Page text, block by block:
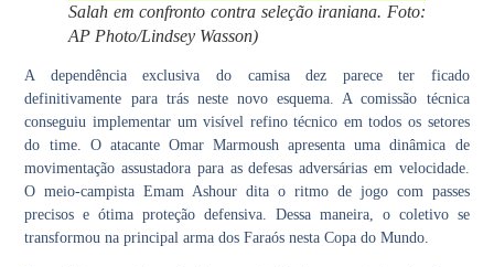
Salah em confronto contra seleção iraniana. Foto:
AP Photo/Lindsey Wasson)
A dependência exclusiva do camisa dez parece ter ficado
definitivamente para trás neste novo esquema. A comissão técnica
conseguiu implementar um visível refino técnico em todos os setores
do time. O atacante Omar Marmoush apresenta uma dinâmica de
movimentação assustadora para as defesas adversárias em velocidade.
O meio-campista Emam Ashour dita o ritmo de jogo com passes
precisos e ótima proteção defensiva. Dessa maneira, o coletivo se
transformou na principal arma dos Faraós nesta Copa do Mundo.